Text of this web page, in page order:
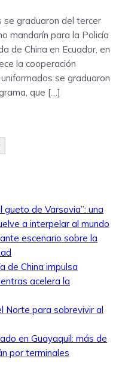
se graduaron del tercer
mandarín para la Policía
de China en Ecuador, en
la cooperación
se graduaron
que […]
gueto de Varsovia”: una
a interpelar al mundo
escenario sobre la
de China impulsa
acelera la
Norte para sobrevivir al
en Guayaquil: más de
por terminales